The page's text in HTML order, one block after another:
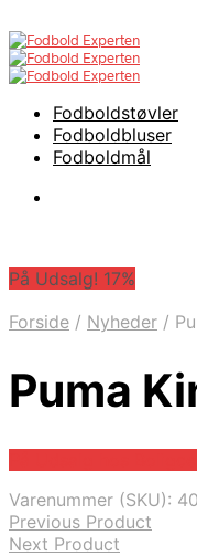
Fodboldstøvler
Fodboldbluser
Fodboldmål
På Udsalg! 17%
Forside / Nyheder /
Puma
Varenummer (SKU):
Previous Product
Next Product